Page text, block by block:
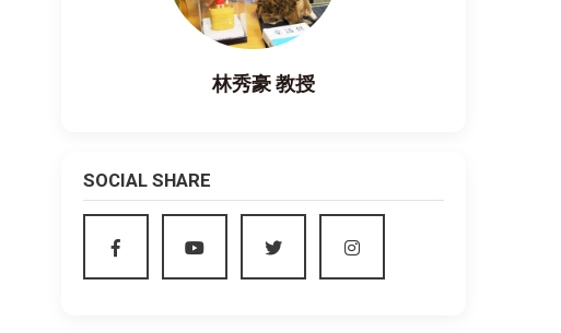
林秀豪 教授
SOCIAL SHARE